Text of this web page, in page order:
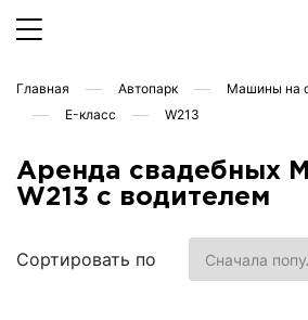
Главная Автопарк Машины на
E-класс
W213
Аренда свадебных
W213 с водителем
Сортировать по